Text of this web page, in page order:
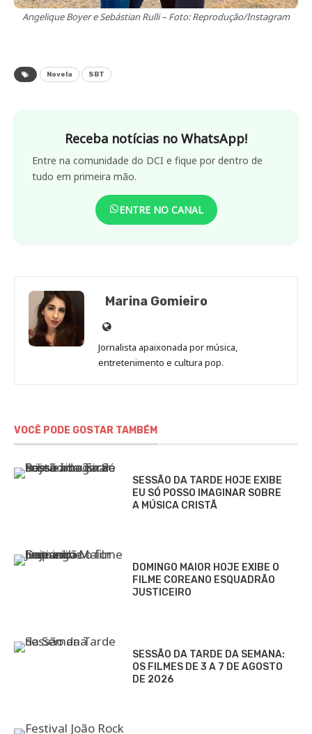
Angelique Boyer e Sebástian Rulli – Foto: Reprodução/Instagram
Novela SBT
Receba notícias no WhatsApp!
Entre na comunidade do DCI e fique por dentro de
tudo em primeira mão.
ENTRE NO CANAL
Marina Gomieiro
Site
de
Marina
Jornalista apaixonada por música,
entretenimento e cultura pop.
VOCÊ PODE GOSTAR TAMBÉM
SESSÃO DA TARDE HOJE EXIBE
EU SÓ POSSO IMAGINAR SOBRE
A MÚSICA CRISTÃ
DOMINGO MAIOR HOJE EXIBE O
FILME COREANO ESQUADRÃO
JUSTICEIRO
SESSÃO DA TARDE DA SEMANA:
OS FILMES DE 3 A 7 DE AGOSTO
DE 2026